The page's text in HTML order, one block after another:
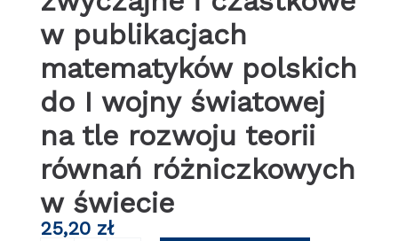
w publikacjach
matematyków polskich
do I wojny światowej
na tle rozwoju teorii
równań różniczkowych
w świecie
25,20 zł